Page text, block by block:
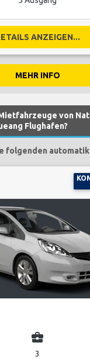
ANZEIGEN...
MEHR INFO
von
Flughafen?
folgenden automatik
business_center
3